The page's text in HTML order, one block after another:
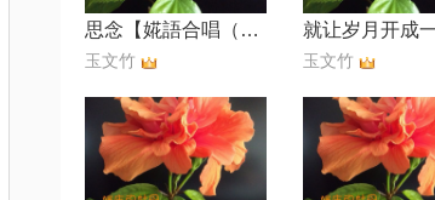
思念【婲語合唱（缺声部）】
玉文竹
就让岁月开成
玉文竹